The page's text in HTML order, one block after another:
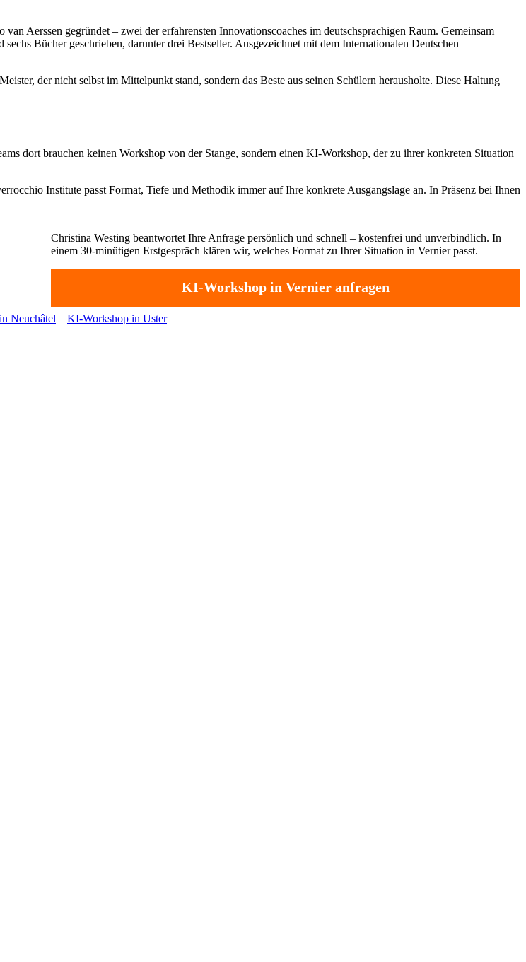
Aerssen gegründet – zwei der erfahrensten Innovationscoaches im deutschsprachigen Raum. Gemeinsam
Bücher geschrieben, darunter drei Bestseller. Ausgezeichnet mit dem Internationalen Deutschen
der nicht selbst im Mittelpunkt stand, sondern das Beste aus seinen Schülern herausholte. Diese Haltung
dort brauchen keinen Workshop von der Stange, sondern einen KI-Workshop, der zu ihrer konkreten Situation
Institute passt Format, Tiefe und Methodik immer auf Ihre konkrete Ausgangslage an. In Präsenz bei Ihnen
Christina Westing beantwortet Ihre Anfrage persönlich und schnell – kostenfrei und unverbindlich. In
einem 30-minütigen Erstgespräch klären wir, welches Format zu Ihrer Situation in Vernier passt.
KI-Workshop in Vernier anfragen
Neuchâtel KI-Workshop in Uster